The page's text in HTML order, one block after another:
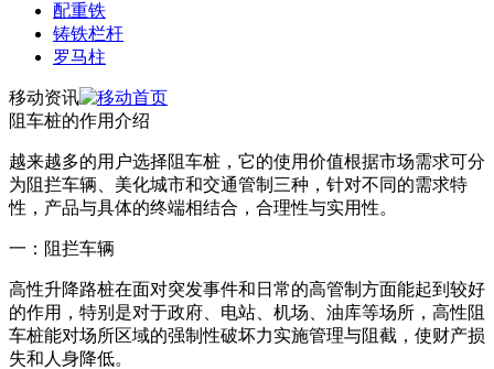
配重铁
铸铁栏杆
罗马柱
移动资讯
阻车桩的作用介绍
越来越多的用户选择阻车桩，它的使用价值根据市场需求可分
为阻拦车辆、美化城市和交通管制三种，针对不同的需求特
性，产品与具体的终端相结合，合理性与实用性。
一：阻拦车辆
高性升降路桩在面对突发事件和日常的高管制方面能起到较好
的作用，特别是对于政府、电站、机场、油库等场所，高性阻
车桩能对场所区域的强制性破坏力实施管理与阻截，使财产损
失和人身降低。